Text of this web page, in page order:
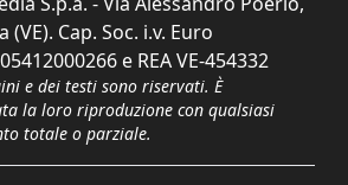
(VE). Cap. Soc. i.v. Euro
e REA VE-454332
e dei testi sono riservati. È
la loro riproduzione con qualsiasi
totale o parziale.